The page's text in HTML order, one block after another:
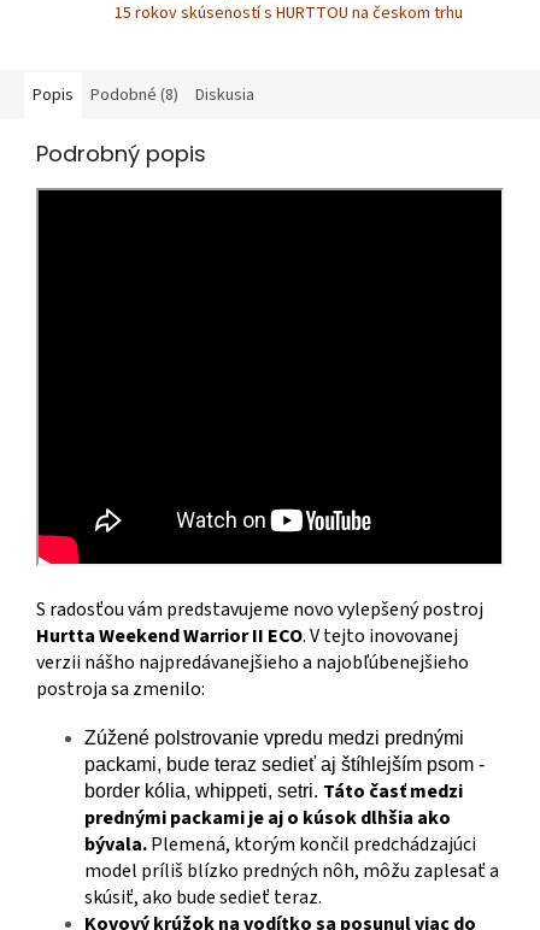
15 rokov skúseností s HURTTOU na českom trhu
Popis Podobné (8) Diskusia
Podrobný popis
S radosťou vám predstavujeme novo vylepšený postroj
Hurtta Weekend Warrior II ECO. V tejto inovovanej
verzii nášho najpredávanejšieho a najobľúbenejšieho
postroja sa zmenilo:
Zúžené polstrovanie vpredu medzi prednými
packami, bude teraz sedieť aj štíhlejším psom -
border kólia, whippeti, setri. Táto časť medzi
prednými packami je aj o kúsok dlhšia ako
bývala.Plemená, ktorým končil predchádzajúci
model príliš blízko predných nôh, môžu zaplesať a
skúsiť, ako bude sedieť teraz.
Kovový krúžok na vodítko sa posunul viac do